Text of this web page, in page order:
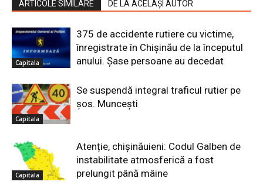
ARTICOLE SIMILARE DE LA ACELAȘI AUTOR
Capitala
375 de accidente rutiere cu victime,
înregistrate în Chișinău de la începutul
anului. Șase persoane au decedat
Capitala
Se suspendă integral traficul rutier pe
șos. Muncești
Capitala
Atenție, chișinăuieni: Codul Galben de
instabilitate atmosferică a fost
prelungit până mâine